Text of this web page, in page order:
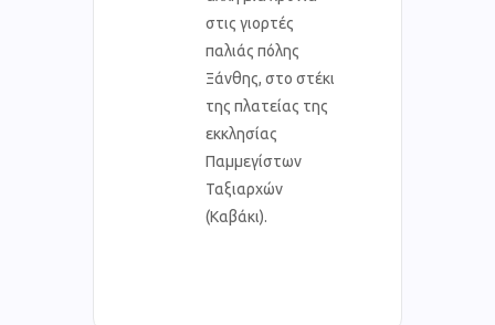
στις γιορτές
παλιάς πόλης
Ξάνθης, στο στέκι
της πλατείας της
εκκλησίας
Παμμεγίστων
Ταξιαρχών
(Καβάκι).